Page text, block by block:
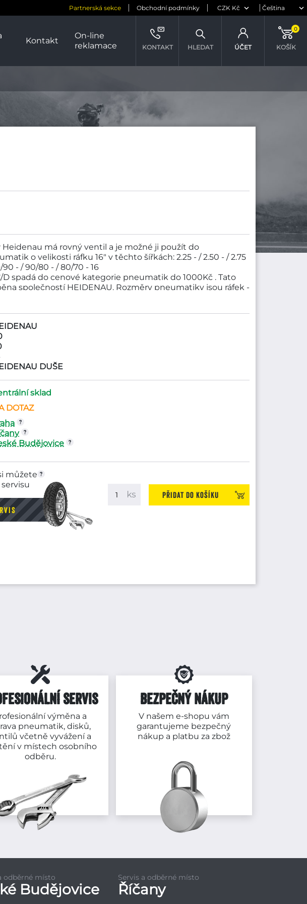
Partnerská sekce Obchodní podmínky
Kontakt
On-line
reklamace
KONTAKT HLEDAT ÚČET KOŠÍK
0
Heidenau má rovný ventil a je možné ji použít do
o velikosti ráfku 16" v těchto šířkách: 2.25 - / 2.50 - / 2.75
- / 90/80 - / 80/70 - 16
D spadá do cenové kategorie pneumatik do 1000Kč . Tato
společností HEIDENAU. Rozměry pneumatiky jsou ráfek -
DUŠE,
DUŠE
sklad
DOTAZ
Budějovice
můžete
Přidat do košíku
SERVIS
výměna a
pneumatik, disků,
včetně vyvážení a
v místech osobního
odběru.
BEZPEČNÝ NÁKUP
V našem e-shopu vám
garantujeme bezpečný
nákup a platbu za zbož
odběrné místo
Budějovice
Servis a odběrné místo
Říčany